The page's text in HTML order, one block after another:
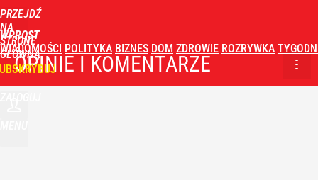
PRZEJDŹ
NA
STRONĘ
GŁÓWNĄ
WPROST
WIADOMOŚCI POLITYKA BIZNES DOM ZDROWIE ROZRYWKA
OPINIE I KOMENTARZE